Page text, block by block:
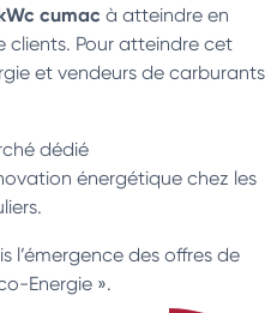
cumac à atteindre en
clients. Pour atteindre cet
et vendeurs de carburants
dédié
énergétique chez les
l’émergence des offres de
Energie ».